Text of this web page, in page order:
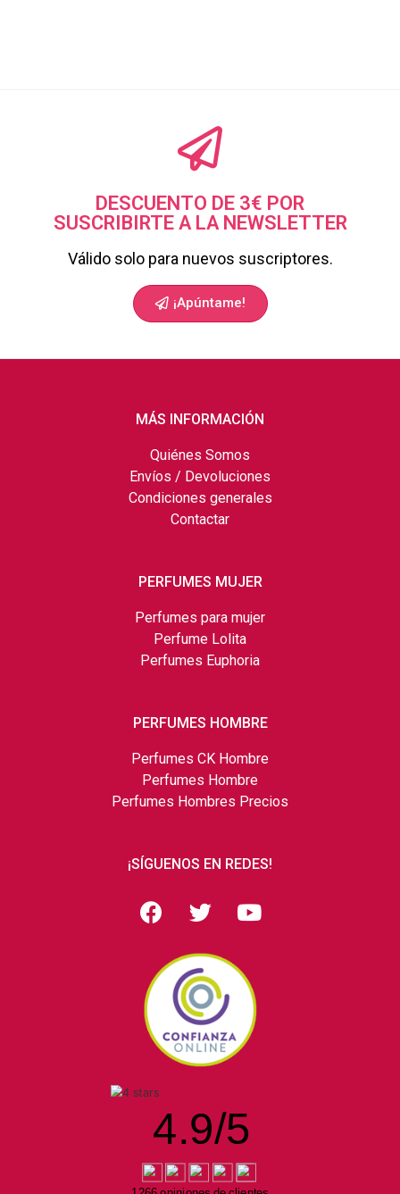
DESCUENTO DE 3€ POR
SUSCRIBIRTE A LA NEWSLETTER
Válido solo para nuevos suscriptores.
¡Apúntame!
MÁS INFORMACIÓN
Quiénes Somos
Envíos / Devoluciones
Condiciones generales
Contactar
PERFUMES MUJER
Perfumes para mujer
Perfume Lolita
Perfumes Euphoria
PERFUMES HOMBRE
Perfumes CK Hombre
Perfumes Hombre
Perfumes Hombres Precios
¡SÍGUENOS EN REDES!
4.9/5